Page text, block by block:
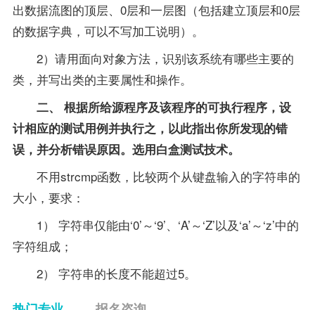
出数据流图的顶层、0层和一层图（包括建立顶层和0层
的数据字典，可以不写加工说明）。
2）请用面向对象方法，识别该系统有哪些主要的
类，并写出类的主要属性和操作。
二、 根据所给源程序及该程序的可执行程序，设
计相应的测试用例并执行之，以此指出你所发现的错
误，并分析错误原因。选用白盒测试技术。
不用strcmp函数，比较两个从键盘输入的字符串的
大小，要求：
1） 字符串仅能由‘0’～‘9’、‘A’～‘Z’以及‘a’～‘z’中的
字符组成；
2） 字符串的长度不能超过5。